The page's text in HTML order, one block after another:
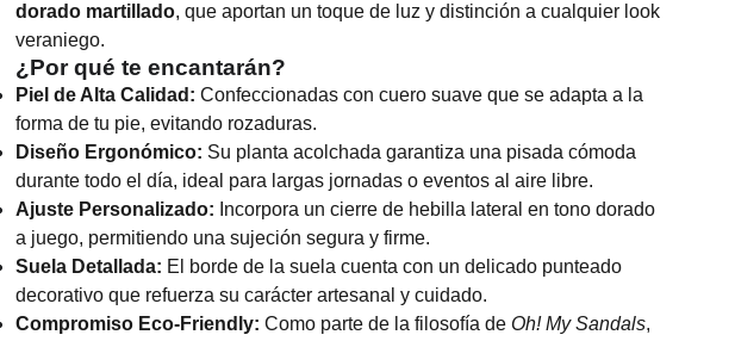
dorado martillado, que aportan un toque de luz y distinción a cualquier look
veraniego.
¿Por qué te encantarán?
Piel de Alta Calidad: Confeccionadas con cuero suave que se adapta a la
forma de tu pie, evitando rozaduras.
Diseño Ergonómico: Su planta acolchada garantiza una pisada cómoda
durante todo el día, ideal para largas jornadas o eventos al aire libre.
Ajuste Personalizado: Incorpora un cierre de hebilla lateral en tono dorado
a juego, permitiendo una sujeción segura y firme.
Suela Detallada: El borde de la suela cuenta con un delicado punteado
decorativo que refuerza su carácter artesanal y cuidado.
Compromiso Eco-Friendly: Como parte de la filosofía de Oh! My Sandals,